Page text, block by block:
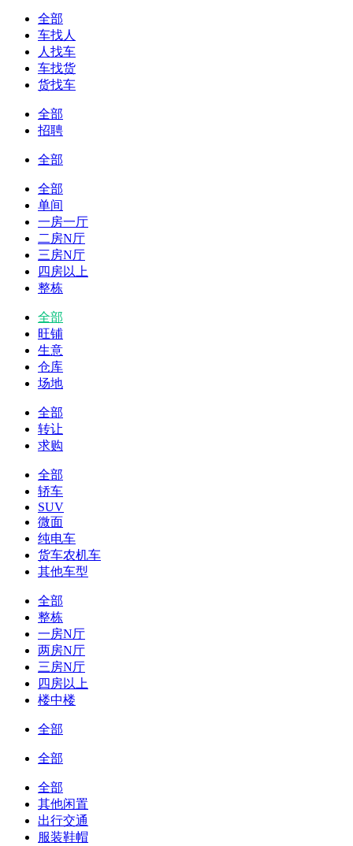
全部
车找人
人找车
车找货
货找车
全部
招聘
全部
全部
单间
一房一厅
二房N厅
三房N厅
四房以上
整栋
全部
旺铺
生意
仓库
场地
全部
转让
求购
全部
轿车
SUV
微面
纯电车
货车农机车
其他车型
全部
整栋
一房N厅
两房N厅
三房N厅
四房以上
楼中楼
全部
全部
全部
其他闲置
出行交通
服装鞋帽